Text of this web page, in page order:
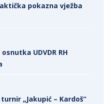
pokazna vježba
UDVDR RH
„Jakupić – Kardoš“